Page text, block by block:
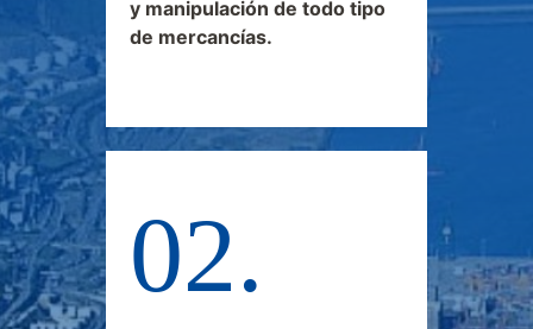
y manipulación de todo tipo
de mercancías.